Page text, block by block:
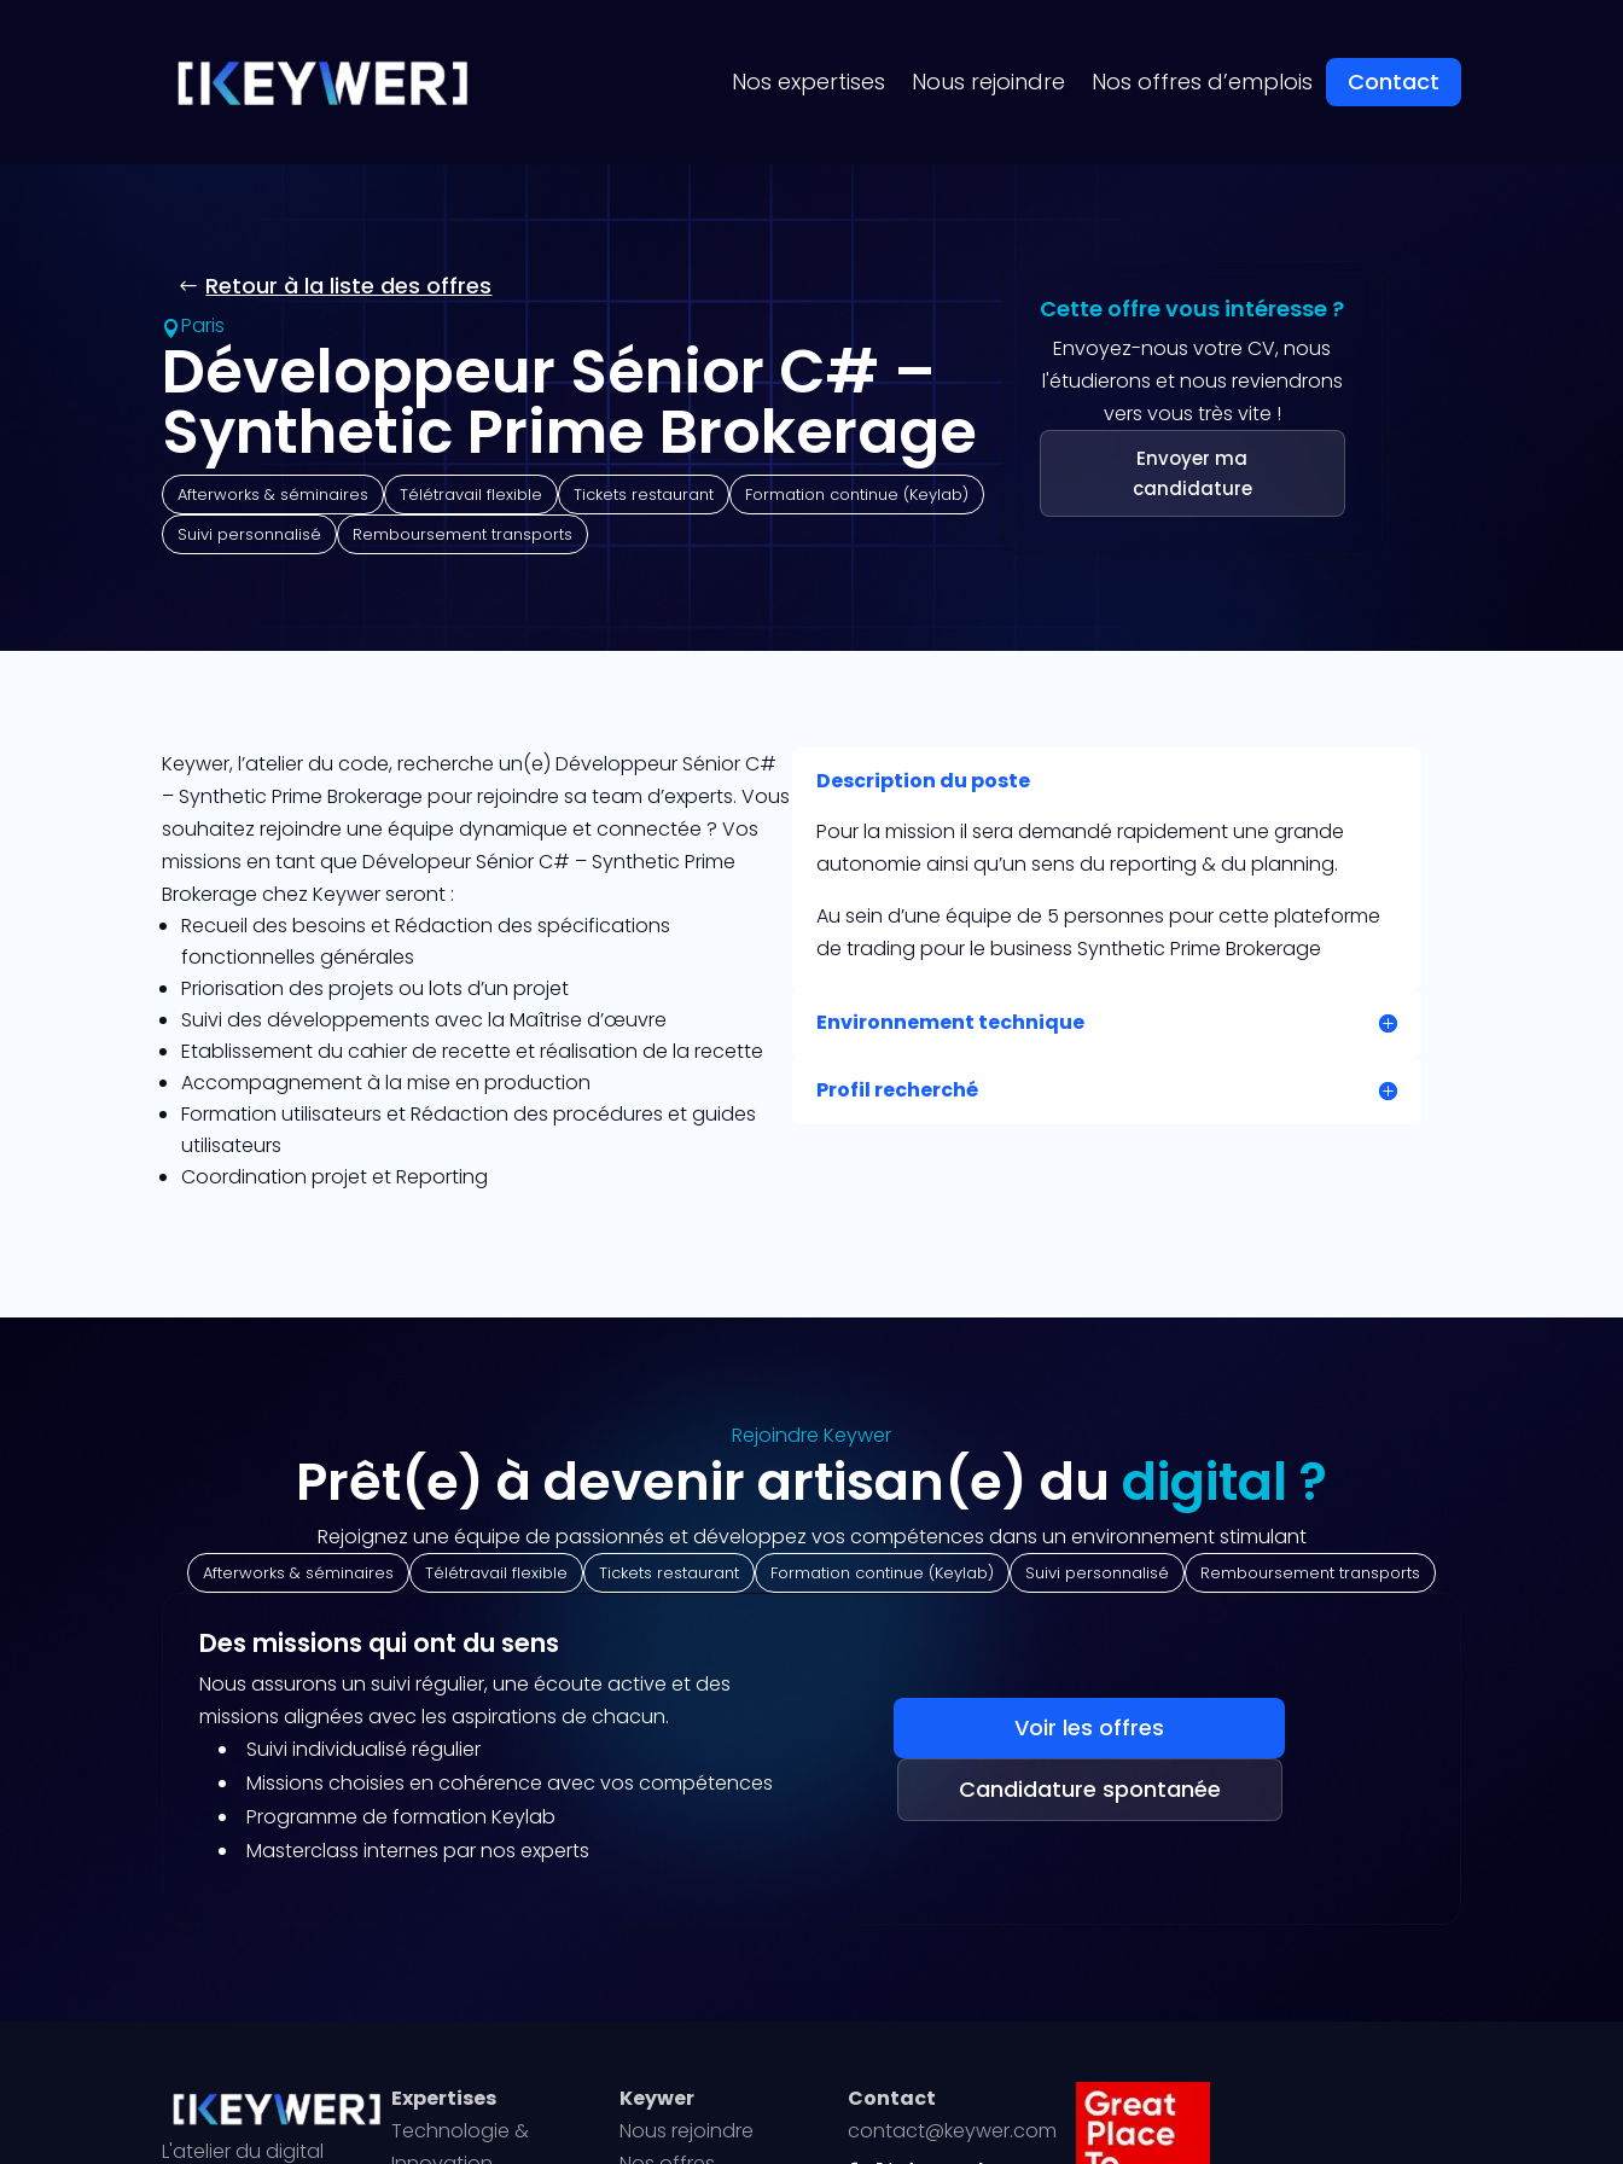
Nos expertises Nous rejoindre Nos offres d’emplois Contact
Retour à la liste des offres
Paris
Développeur Sénior C# –
Synthetic Prime Brokerage
Afterworks & séminaires Télétravail flexible Tickets restaurant
Formation continue (Keylab)
Suivi personnalisé
Remboursement transports
Cette offre vous intéresse ?
Envoyez-nous votre CV, nous
l'étudierons et nous reviendrons
vers vous très vite !
Envoyer ma
candidature
Keywer, l’atelier du code, recherche un(e) Développeur Sénior C#
– Synthetic Prime Brokerage pour rejoindre sa team d’experts. Vous
souhaitez rejoindre une équipe dynamique et connectée ? Vos
missions en tant que Dévelopeur Sénior C# – Synthetic Prime
Brokerage chez Keywer seront :
Recueil des besoins et Rédaction des spécifications
fonctionnelles générales
Priorisation des projets ou lots d’un projet
Suivi des développements avec la Maîtrise d’œuvre
Etablissement du cahier de recette et réalisation de la recette
Accompagnement à la mise en production
Formation utilisateurs et Rédaction des procédures et guides
utilisateurs
Coordination projet et Reporting
Description du poste
Pour la mission il sera demandé rapidement une grande
autonomie ainsi qu’un sens du reporting & du planning.
Au sein d’une équipe de 5 personnes pour cette plateforme
de trading pour le business Synthetic Prime Brokerage
Environnement technique
Profil recherché
Rejoindre Keywer
Prêt(e) à devenir artisan(e) du digital ?
Rejoignez une équipe de passionnés et développez vos compétences dans un environnement stimulant
Afterworks & séminaires Télétravail flexible Tickets restaurant Formation continue (Keylab) Suivi personnalisé Remboursement transports
Des missions qui ont du sens
Nous assurons un suivi régulier, une écoute active et des
missions alignées avec les aspirations de chacun.
Suivi individualisé régulier
Missions choisies en cohérence avec vos compétences
Programme de formation Keylab
Masterclass internes par nos experts
Voir les offres
Candidature spontanée
L'atelier du digital
Expertises
Technologie &
Keywer
Nous rejoindre
Contact
contact@keywer.com